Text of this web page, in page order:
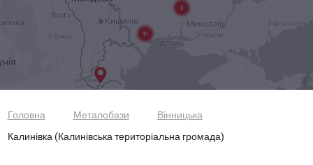
Головна Металобази
Вінницька
Калинівка (Калинівська територіальна громада)